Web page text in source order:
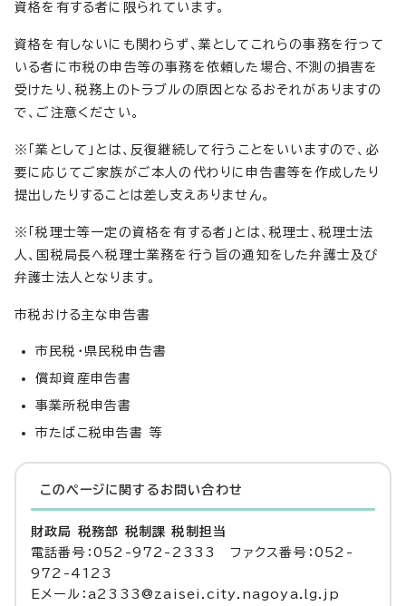
資格を有する者に限られています。
資格を有しないにも関わらず、業としてこれらの事務を行って
いる者に市税の申告等の事務を依頼した場合、不測の損害を
受けたり、税務上のトラブルの原因となるおそれがありますの
で、ご注意ください。
※「業として」とは、反復継続して行うことをいいますので、必
要に応じてご家族がご本人の代わりに申告書等を作成したり
提出したりすることは差し支えありません。
※「税理士等一定の資格を有する者」とは、税理士、税理士法
人、国税局長へ税理士業務を行う旨の通知をした弁護士及び
弁護士法人となります。
市税おける主な申告書
市民税・県民税申告書
償却資産申告書
事業所税申告書
市たばこ税申告書 等
このページに関する お問い合わせ
財政局 税務部 税制課 税制担当
電話番号：052-972-2333 ファクス番号：052-
972-4123
Eメール：a2333@zaisei.city.nagoya.lg.jp